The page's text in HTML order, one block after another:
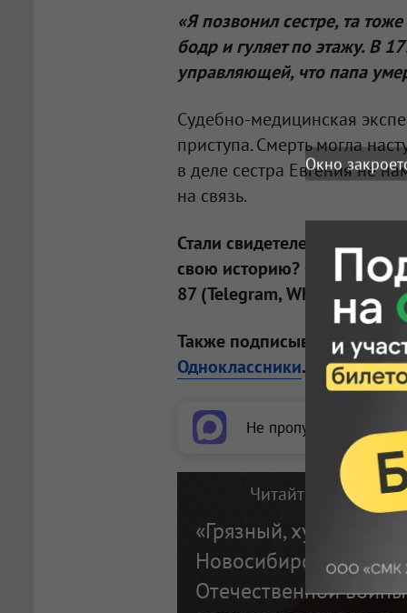
«Я позвонил сестре, та
бодр и гуляет по этажу. В
управляющей, что папа
Судебно-медицинская
приступа. Смерть могла
в деле сестра Евгения не
на связь.
Стали свидетелем
свою историю?
87 (Telegram, WhatsApp).
Также подписывайтесь на
Одноклассники.
Не пропускайте
Читайте также на
«Грязный, худой и в
Новосибирске
Отечественной
Окно